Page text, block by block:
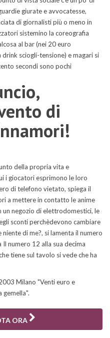
giurate e avvocatesse,
di giornalisti più o meno in
sistemino la coreografia
al bar (nei 20 euro
sciogli-tensione) e magari si
secondi sono pochi
di
della propria vita e
i giocatori esprimono le loro
di telefono vietato, spiega il
a mettere in contatto le anime
un negozio di elettrodomestici, le
sconti perchèdevono cambiare
di me?, si lamenta il numero
Il numero 12 alla sua decima
tiene sul tavolo si vede che ha
Milano "Venti euro e
gemella".
ORA